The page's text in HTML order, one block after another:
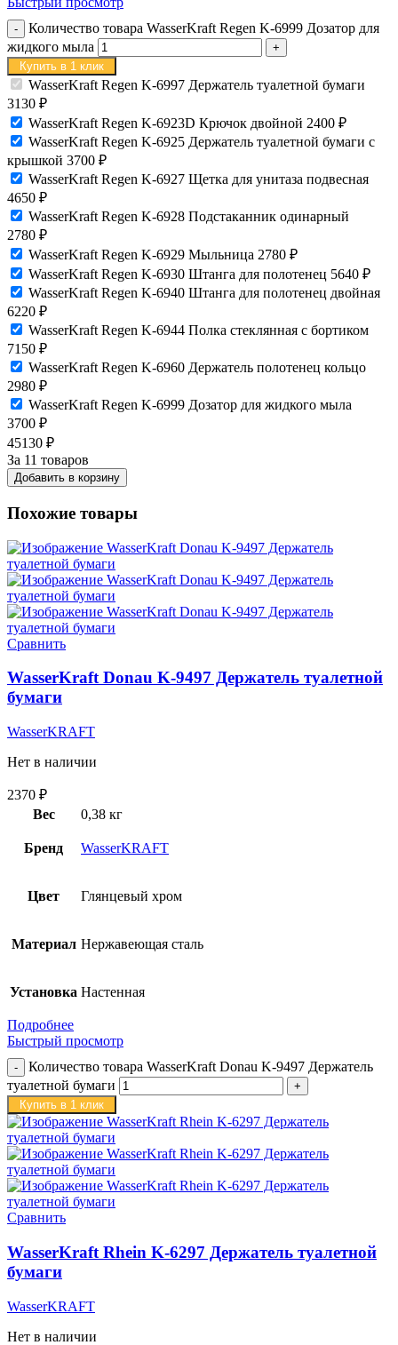
Количество товара WasserKraft Regen K-6999 Дозатор для
жидкого мыла
Купить в 1 клик
WasserKraft Regen K-6997 Держатель туалетной бумаги
3130 ₽
WasserKraft Regen K-6923D Крючок двойной 2400 ₽
WasserKraft Regen K-6925 Держатель туалетной бумаги с
крышкой 3700 ₽
WasserKraft Regen K-6927 Щетка для унитаза подвесная
4650 ₽
WasserKraft Regen K-6928 Подстаканник одинарный
2780 ₽
WasserKraft Regen K-6929 Мыльница 2780 ₽
WasserKraft Regen K-6930 Штанга для полотенец 5640 ₽
WasserKraft Regen K-6940 Штанга для полотенец двойная
6220 ₽
WasserKraft Regen K-6944 Полка стеклянная с бортиком
7150 ₽
WasserKraft Regen K-6960 Держатель полотенец кольцо
2980 ₽
WasserKraft Regen K-6999 Дозатор для жидкого мыла
3700 ₽
45130 ₽
За 11 товаров
Добавить в корзину
Похожие товары
Сравнить
WasserKraft Donau K-9497 Держатель туалетной
бумаги
WasserKRAFT
Нет в наличии
2370 ₽
Вес
0,38 кг
Бренд WasserKRAFT
Цвет Глянцевый хром
Материал Нержавеющая сталь
Установка Настенная
Подробнее
Быстрый просмотр
Количество товара WasserKraft Donau K-9497 Держатель
туалетной бумаги
Купить в 1 клик
Сравнить
WasserKraft Rhein K-6297 Держатель туалетной
бумаги
WasserKRAFT
Нет в наличии